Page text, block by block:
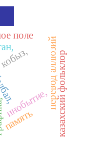
инобытие,
память
перевод аллюзий
поле
казахский фольклор